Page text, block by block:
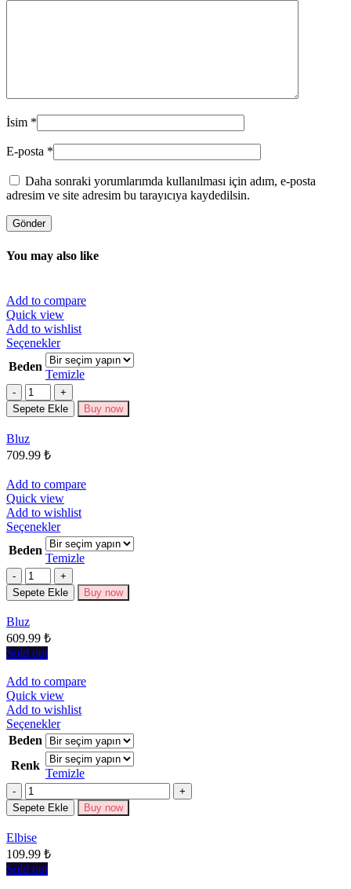
İsim *
E-posta *
Daha sonraki yorumlarımda kullanılması için adım, e-posta
adresim ve site adresim bu tarayıcıya kaydedilsin.
You may also like
Add to compare
Quick view
Add to wishlist
SeçeneklerBu
ürünün
birden
fazla
varyasyonu
var.
Beden
Temizle
Miktar
Sepete Ekle Buy now
Bluz
709.99 ₺
Add to compare
Quick view
Add to wishlist
SeçeneklerBu
ürünün
birden
fazla
varyasyonu
var.
Beden
Temizle
Miktar
Sepete Ekle Buy now
Bluz
609.99 ₺
Sold out
Add to compare
Quick view
Add to wishlist
SeçeneklerBu
ürünün
birden
fazla
varyasyonu
Seçenekler
Beden
Renk
Temizle
Miktar
Sepete Ekle Buy now
Elbise
109.99 ₺
Sold out